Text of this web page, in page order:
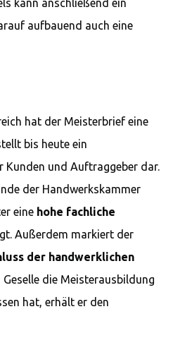
kann anschließend ein
aufbauend auch eine
hat der Meisterbrief eine
bis heute ein
Kunden und Auftraggeber dar.
der Handwerkskammer
eine hohe fachliche
Außerdem markiert der
der handwerklichen
Geselle die Meisterausbildung
hat, erhält er den